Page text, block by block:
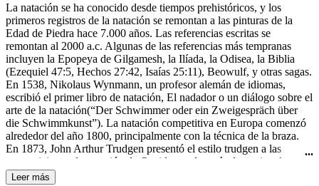
La natación se ha conocido desde tiempos prehistóricos, y los
primeros registros de la natación se remontan a las pinturas de la
Edad de Piedra hace 7.000 años. Las referencias escritas se
remontan al 2000 a.c. Algunas de las referencias más tempranas
incluyen la Epopeya de Gilgamesh, la Ilíada, la Odisea, la Biblia
(Ezequiel 47:5, Hechos 27:42, Isaías 25:11), Beowulf, y otras sagas.
En 1538, Nikolaus Wynmann, un profesor alemán de idiomas,
escribió el primer libro de natación, El nadador o un diálogo sobre el
arte de la natación(“Der Schwimmer oder ein Zweigespräch über
die Schwimmkunst”). La natación competitiva en Europa comenzó
alrededor del año 1800, principalmente con la técnica de la braza.
En 1873, John Arthur Trudgen presentó el estilo trudgen a las
competiciones de natación de Occidente, después de copiar el estilo
crol utilizado por los nativos americanos. Debido a la indiferencia
Leer más